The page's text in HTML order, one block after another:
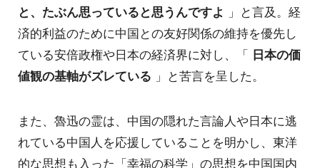
と、たぶん思っていると思うんですよ 」と言及。経
済的利益のために中国との友好関係の維持を優先し
ている安倍政権や日本の経済界に対し、「 日本の価
値観の基軸がズレている 」と苦言を呈した。
また、魯迅の霊は、中国の隠れた言論人や日本に逃
れている中国人を応援していることを明かし、東洋
的な思想も入った「幸福の科学」の思想を中国国内